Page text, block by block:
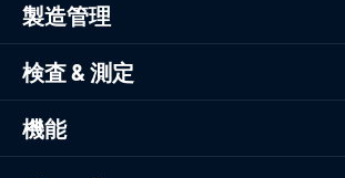
製造管理
検査 & 測定
機能